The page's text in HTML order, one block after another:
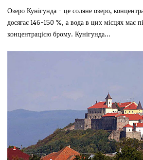
Озеро Кунігунда - це соляне озеро,
досягає 146-150 %, а вода в цих місцях має
концентрацією брому. Кунігунда...